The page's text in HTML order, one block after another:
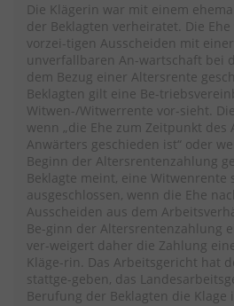
Die Klägerin war mit einem
der Beklagten verheiratet. Die
vorzei-tigen Ausscheiden mit
unverfallbaren An-wartschaft bei
dem Bezug einer Altersrente
Beklagten gilt eine Be-
Witwen-/Witwerrente vor-sieht.
wenn „die Ehe zum Zeitpunkt des
Anwärters geschieden ist“ oder
Beginn der Altersrentenzahlung
Beklagte meint, eine
ausgeschlossen, wenn die Ehe
Ausscheiden aus dem
Be-ginn der Altersrentenzahlung
ver-weigert daher die Zahlung
Kläge-rin. Das Arbeitsgericht hat
stattge-geben, das
Berufung der Beklagten die Klage